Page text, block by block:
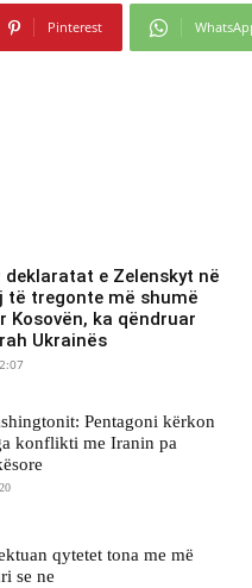
Pinterest
deklaratat e Zelenskyt në
të tregonte më shumë
Kosovën, ka qëndruar
Ukrainës
Pentagoni kërkon
konflikti me Iranin pa
qytetet tona me më
se ne